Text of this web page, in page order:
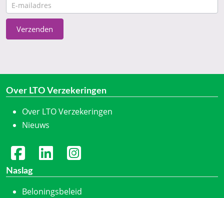
CTA
Verzenden
Over LTO Verzekeringen
Over LTO Verzekeringen
Nieuws
Naslag
Beloningsbeleid